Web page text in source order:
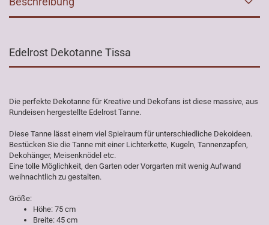
Edelrost Dekotanne Tissa
Die perfekte Dekotanne für Kreative und Dekofans ist diese massive, aus
Rundeisen hergestellte Edelrost Tanne.
Diese Tanne lässt einem viel Spielraum für unterschiedliche Dekoideen.
Bestücken Sie die Tanne mit einer Lichterkette, Kugeln, Tannenzapfen,
Dekohänger, Meisenknödel etc.
Eine tolle Möglichkeit, den Garten oder Vorgarten mit wenig Aufwand
weihnachtlich zu gestalten.
Größe:
Höhe: 75 cm
Breite: 45 cm